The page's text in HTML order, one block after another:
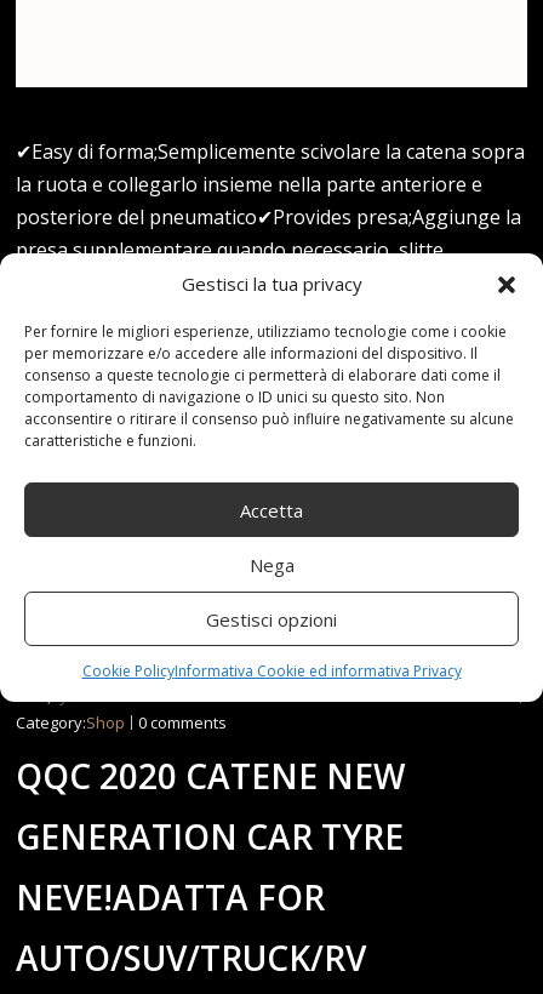
Gestisci la tua privacy
Per fornire le migliori esperienze, utilizziamo tecnologie come i cookie
per memorizzare e/o accedere alle informazioni del dispositivo. Il
consenso a queste tecnologie ci permetterà di elaborare dati come il
comportamento di navigazione o ID unici su questo sito. Non
acconsentire o ritirare il consenso può influire negativamente su alcune
caratteristiche e funzioni.
Accetta
Nega
Gestisci opzioni
Cookie PolicyInformativa Cookie ed informativa Privacy
✔Easy di forma;Semplicemente scivolare la catena sopra
la ruota e collegarlo insieme nella parte anteriore e
posteriore del pneumatico✔Provides presa;Aggiunge la
presa supplementare quando necessario, slitte
prevenzione e graffi costosi✔Provided in una coppia;Le
sulle ruote motrici✔Durable;Costruito in acciaio
robusto e resistente alla corrosione✔Lock bucle catena
antiscivolo, Ciascun set di 4 per 2 ruote -2size: S
(pneumatico larghezza 165-195MM), L (larghezza del…
15-11-20
By:redazione
10pcs,165195MM,205265MM,AutoSUVTruckRV,Car,Catene
copertone,generation,Larghezza,NeveAdatta,QQC,Set
Category:Shop 0 comments
QQC 2020 CATENE NEW
GENERATION CAR TYRE
NEVE!ADATTA FOR
AUTO/SUV/TRUCK/RV